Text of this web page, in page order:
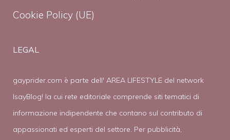
Cookie Policy (UE)
LEGAL
gayprider.com è parte dell' AREA LIFESTYLE del network
IsayBlog! la cui rete editoriale comprende siti tematici di
informazione indipendente che contano sul contributo di
appassionati ed esperti del settore. Per pubblicità,